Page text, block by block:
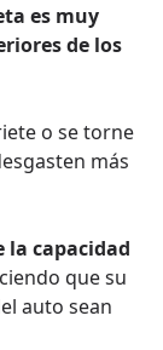
es muy
de los
o se torne
más
la capacidad
que su
auto sean